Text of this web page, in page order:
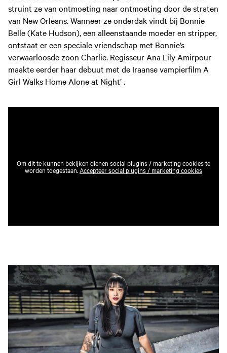
struint ze van ontmoeting naar ontmoeting door de straten
van New Orleans. Wanneer ze onderdak vindt bij Bonnie
Belle (Kate Hudson), een alleenstaande moeder en stripper,
ontstaat er een speciale vriendschap met Bonnie’s
verwaarloosde zoon Charlie. Regisseur Ana Lily Amirpour
maakte eerder haar debuut met de Iraanse vampierfilm A
Girl Walks Home Alone at Night’ .
Om dit te kunnen bekijken dienen social plugins / marketing cookies te
worden toegestaan.Accepteer social plugins / marketing cookies